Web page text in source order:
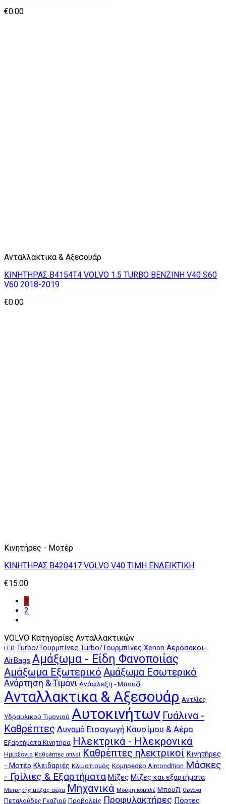
€0.00
Ανταλλακτικα & Αξεσουάρ
ΚΙΝΗΤΗΡΑΣ Β4154Τ4 VOLVO 1.5 TURBO BENZINH V40 S60
V60 2018-2019
€0.00
Κινητήρες - Μοτέρ
ΚΙΝΗΤΗΡΑΣ Β420417 VOLVO V40 TIMH ΕΝΔΕΙΚΤΙΚΗ
€15.00
1
2
VOLVO Κατηγορίες Ανταλλακτικών
LED Turbo/Τουρμπίνες Turbo/Τουρμπίνες Xenon Αερόσακοι-
AirBags Αμάξωμα - Είδη Φανοποιίας
Αμάξωμα Εξωτερικό Αμάξωμα Εσωτερικό
Ανάρτηση & Τιμόνι Ανάφλεξη - Μπουζί
Ανταλλακτικα & Αξεσουάρ Αντλίες
Υδραυλικού Τιμονιού Αυτοκινήτων Γυάλινα -
Καθρέπτες Δυναμό Εισαγωγή Καυσίμου & Αέρα
Εξαρτήματα Κινητήρα Ηλεκτρικά - Ηλεκρονικά
Ημιαξόνια Καθρέπτες απλοί Καθρέπτες ηλεκτρικοί Κινητήρες
- Μοτέρ Κλειδαριές Κλιματισμός Κομπρεσέρ Aircondition Μάσκες
- Γρίλιες & Εξαρτήματα Μίζες Μίζες και εξαρτήματα
Μετρητής μάζας αέρα Μηχανικά Μούρη κομπλέ Μπουζί Οργανα
Πεταλούδες Γκαζιού Προβολείς Προφυλακτήρες Πόρτες